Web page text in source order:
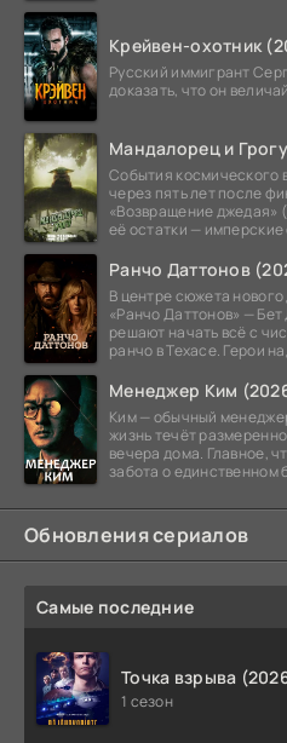
Крейвен-охотник
Русский иммигрант
доказать, что он
Мандалорец и
События космического
через пять лет после
«Возвращение джедая»
её остатки —
Ранчо Даттонов
В центре сюжета
«Ранчо Даттонов» —
решают начать всё с
ранчо в Техасе. Герои
Менеджер Ким
Ким — обычный
жизнь течёт
вечера дома. Главное,
забота о единственном
Обновления сериалов
Самые последние
Точка взрыва
1 сезон